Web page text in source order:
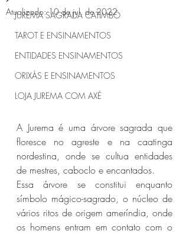
JUREMA SAGRADA CATIMBÓ
TAROT E ENSINAMENTOS
ENTIDADES ENSINAMENTOS
ORIXÁS E ENSINAMENTOS
LOJA JUREMA COM AXÉ
Atualizado:10 de jul. de 2022
A Jurema é uma árvore sagrada que
floresce no agreste e na caatinga
nordestina, onde se cultua entidades
de mestres, caboclo e encantados.
Essa árvore se constitui enquanto
símbolo mágico-sagrado, o núcleo de
vários ritos de origem ameríndia, onde
os homens entram em contato com o